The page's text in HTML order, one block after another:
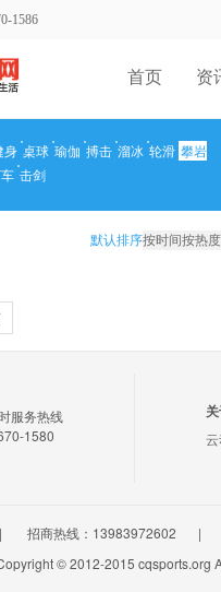
1586
首页 资
身 桌球 瑜伽 搏击 溜冰 轮滑 攀岩
击剑
默认排序按时间按热度
服务热线
1580
| 招商热线：13983972602
|
© 2012-2015 cqsports.org